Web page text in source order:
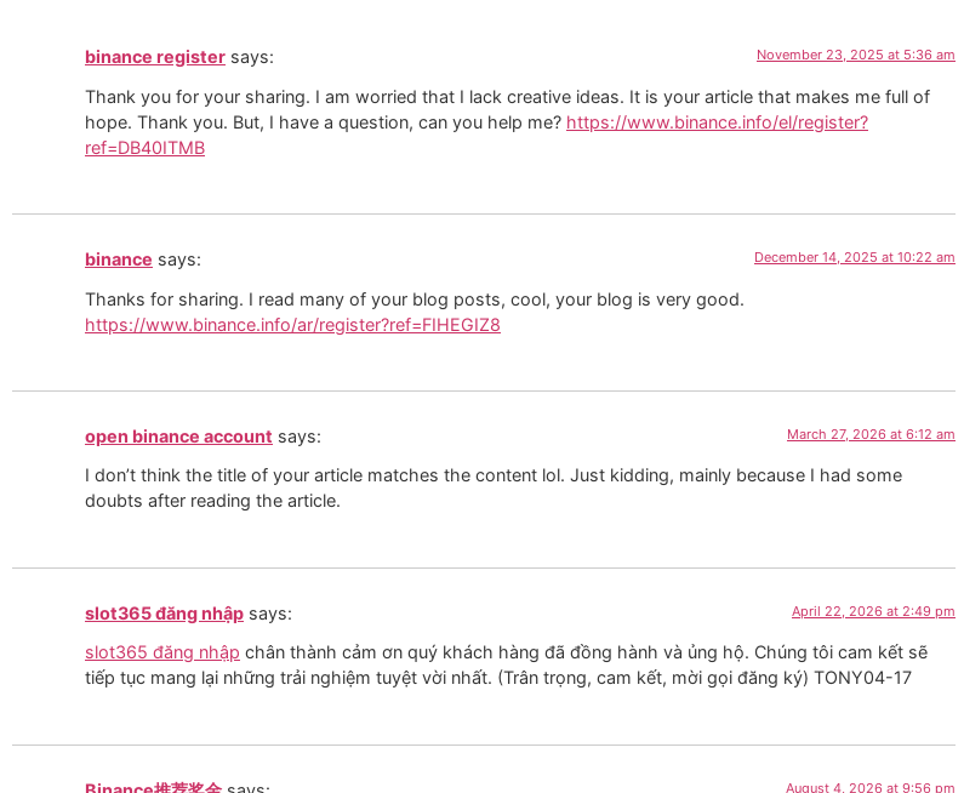
binance register says: November 23, 2025 at 5:36 am
Thank you for your sharing. I am worried that I lack creative ideas. It is your article that makes me full of
hope. Thank you. But, I have a question, can you help me? https://www.binance.info/el/register?
ref=DB40ITMB
binance says: December 14, 2025 at 10:22 am
Thanks for sharing. I read many of your blog posts, cool, your blog is very good.
https://www.binance.info/ar/register?ref=FIHEGIZ8
open binance account says: March 27, 2026 at 6:12 am
I don’t think the title of your article matches the content lol. Just kidding, mainly because I had some
doubts after reading the article.
slot365 đăng nhập says: April 22, 2026 at 2:49 pm
slot365 đăng nhập chân thành cảm ơn quý khách hàng đã đồng hành và ủng hộ. Chúng tôi cam kết sẽ
tiếp tục mang lại những trải nghiệm tuyệt vời nhất. (Trân trọng, cam kết, mời gọi đăng ký) TONY04-17
August 4, 2026 at 9:56 pm